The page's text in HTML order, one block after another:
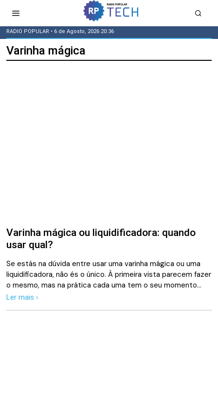
RADIO POPULAR • 6 de Agosto, 2026 20:36
Varinha mágica
Varinha mágica ou liquidificadora: quando
usar qual?
Se estás na dúvida entre usar uma varinha mágica ou uma
liquidificadora, não és o único. À primeira vista parecem fazer
o mesmo, mas na prática cada uma tem o seu momento…
Ler mais ›